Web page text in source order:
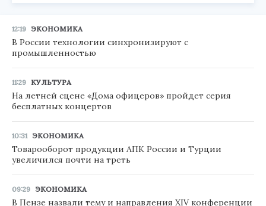
12:19 ЭКОНОМИКА
В России технологии синхронизируют с
промышленностью
11:29 КУЛЬТУРА
На летней сцене «Дома офицеров» пройдет серия
бесплатных концертов
10:31 ЭКОНОМИКА
Товарооборот продукции АПК России и Турции
увеличился почти на треть
09:29 ЭКОНОМИКА
В Пензе назвали тему и направления XIV конференции